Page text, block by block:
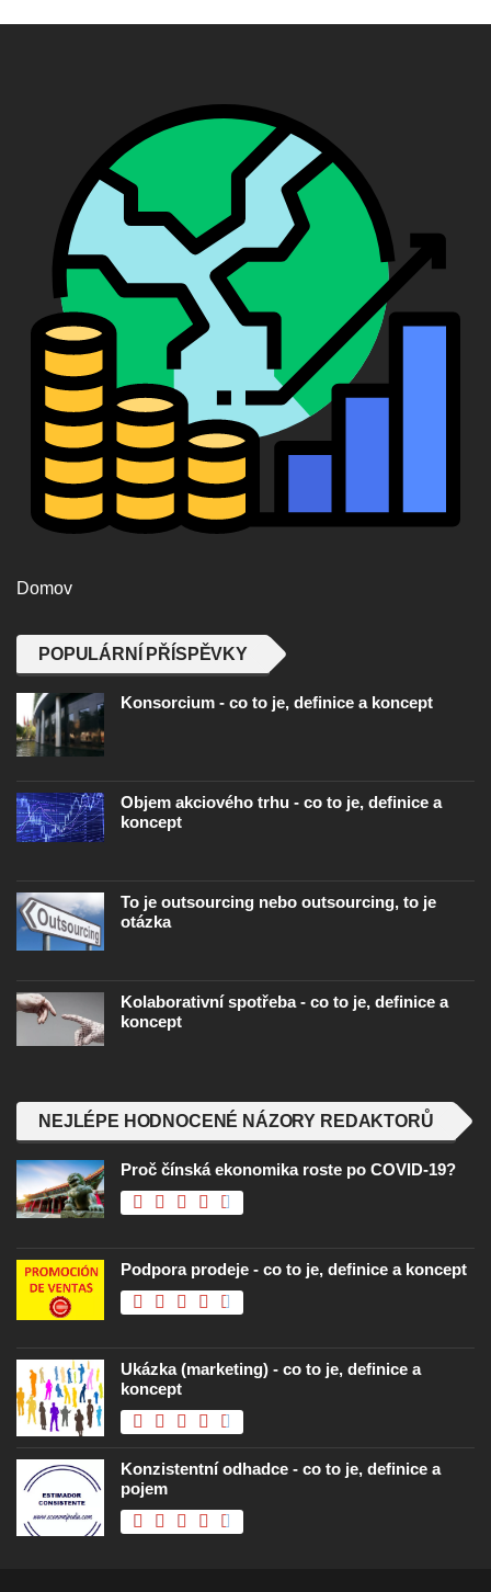
Domov
POPULÁRNÍ PŘÍSPĚVKY
Konsorcium - co to je, definice a koncept
Objem akciového trhu - co to je, definice a
koncept
To je outsourcing nebo outsourcing, to je
otázka
Kolaborativní spotřeba - co to je, definice a
koncept
NEJLÉPE HODNOCENÉ NÁZORY REDAKTORŮ
Proč čínská ekonomika roste po COVID-19?
Podpora prodeje - co to je, definice a koncept
Ukázka (marketing) - co to je, definice a
koncept
Konzistentní odhadce - co to je, definice a
pojem